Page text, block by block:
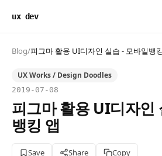
ux dev
Blog/피그마 활용 UI디자인 실습 - 모바일뱅
UX Works / Design Doodles
2019-07-08
피그마 활용 UI디자인
뱅킹 앱
Save Share Copy